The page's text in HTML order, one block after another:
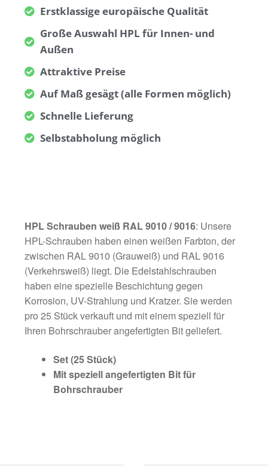
Erstklassige europäische Qualität
Große Auswahl HPL für Innen- und
Außen
Attraktive Preise
Auf Maß gesägt (alle Formen möglich)
Schnelle Lieferung
Selbstabholung möglich
HPL Schrauben weiß RAL 9010 / 9016: Unsere
HPL-Schrauben haben einen weißen Farbton, der
zwischen RAL 9010 (Grauweiß) und RAL 9016
(Verkehrsweiß) liegt. Die Edelstahlschrauben
haben eine spezielle Beschichtung gegen
Korrosion, UV-Strahlung und Kratzer. Sie werden
pro 25 Stück verkauft und mit einem speziell für
Ihren Bohrschrauber angefertigten Bit geliefert.
Set (25 Stück)
Mit speziell angefertigten Bit für
Bohrschrauber